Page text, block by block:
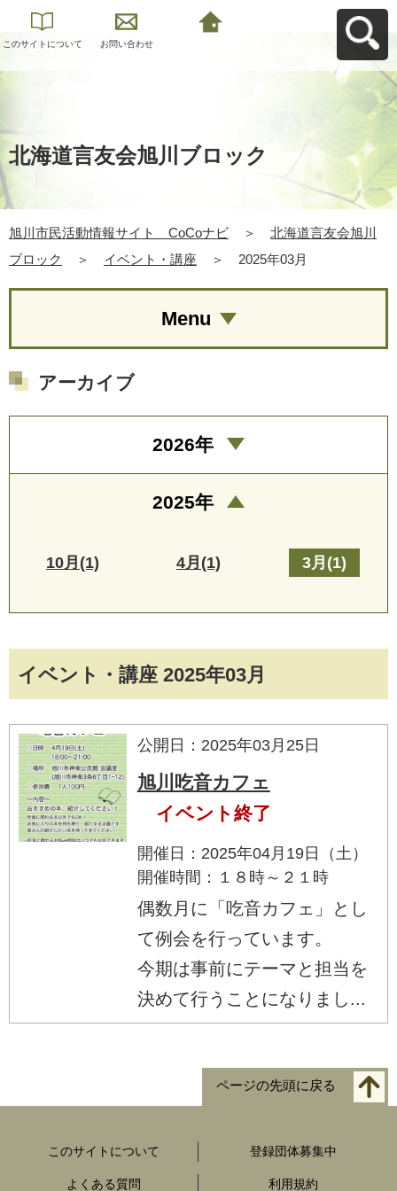
このサイトについて お問い合わせ
北海道言友会旭川ブロック
旭川市民活動情報サイト CoCoナビ ＞
北海道言友会旭川
ブロック
＞ イベント・講座 ＞ 2025年03月
イベント・講座 2025年03月
公開日：2025年03月25日
旭川吃音カフェ
イベント終了
開催日：2025年04月19日（土）
開催時間：１８時～２１時
偶数月に「吃音カフェ」とし
て例会を行っています。
今期は事前にテーマと担当を
決めて行うことになりまし...
Menu
アーカイブ
2026年
2025年
10月(1) 4月(1) 3月(1)
ページの先頭に戻る
このサイトについて 登録団体募集中
よくある質問 利用規約